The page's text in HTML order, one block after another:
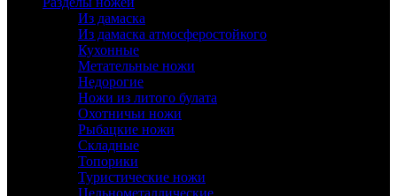
Из дамаска
Из дамаска атмосферостойкого
Кухонные
Метательные ножи
Недорогие
Ножи из литого булата
Охотничьи ножи
Рыбацкие ножи
Складные
Топорики
Туристические ножи
Цельнометаллические